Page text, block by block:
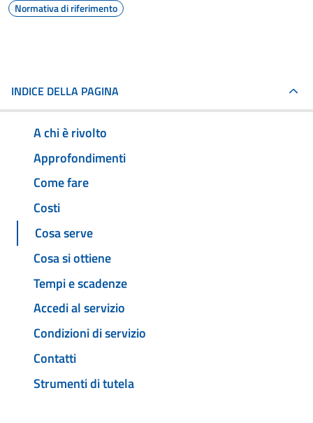
Normativa di riferimento
INDICE DELLA PAGINA
A chi è rivolto
Approfondimenti
Come fare
Costi
Cosa serve
Cosa si ottiene
Tempi e scadenze
Accedi al servizio
Condizioni di servizio
Contatti
Strumenti di tutela